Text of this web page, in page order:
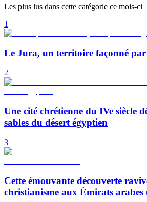
Les plus lus dans cette catégorie ce mois-ci
1
Le Jura, un territoire façonné
2
Une cité chrétienne du IVe siècle
sables du désert égyptien
3
Cette émouvante découverte
christianisme aux Émirats arabes